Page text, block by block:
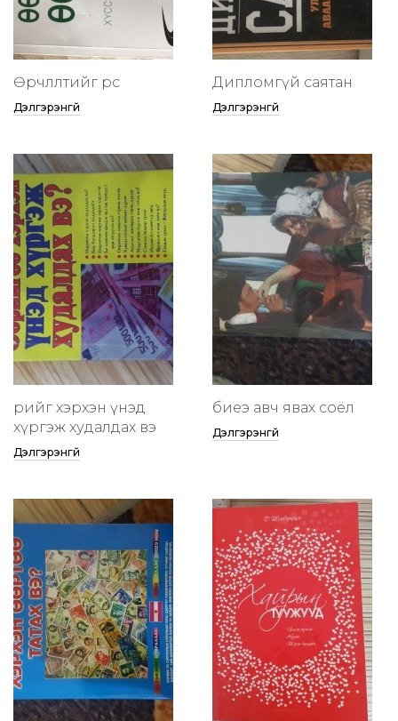
Өөрчлөлтийг өөрөөсөө
Дэлгэрэнгүй
Дипломгүй саятан
Дэлгэрэнгүй
өөрийгөө хэрхэн үнэд
хүргэж худалдах вэ
Дэлгэрэнгүй
биеэ авч явах соёл
Дэлгэрэнгүй